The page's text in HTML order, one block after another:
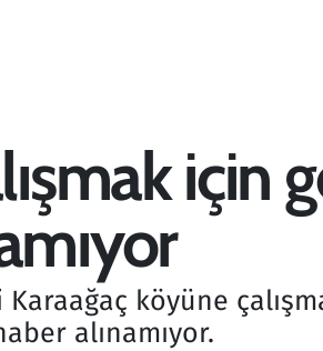
için
köyüne
alınamıyor.